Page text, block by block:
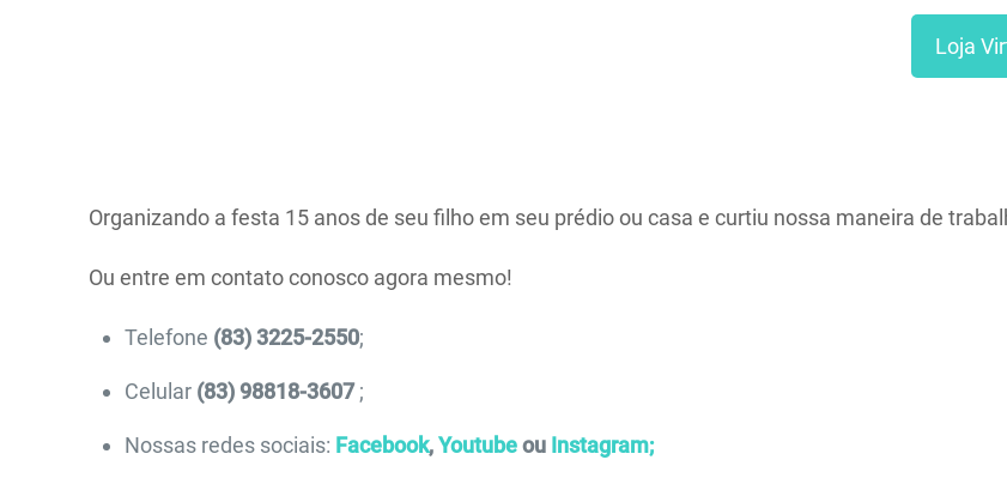
Loja
Organizando a festa 15 anos de seu filho em seu prédio ou casa e curtiu nossa maneira de
Ou entre em contato conosco agora mesmo!
Telefone (83) 3225-2550;
Celular (83) 98818-3607 ;
Nossas redes sociais: Facebook,Youtubeou Instagram;